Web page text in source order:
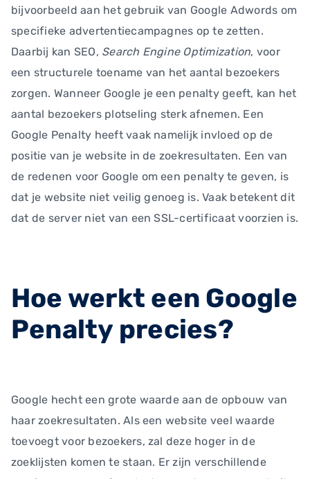
bijvoorbeeld aan het gebruik van Google Adwords om
specifieke advertentiecampagnes op te zetten.
Daarbij kan SEO, Search Engine Optimization, voor
een structurele toename van het aantal bezoekers
zorgen. Wanneer Google je een penalty geeft, kan het
aantal bezoekers plotseling sterk afnemen. Een
Google Penalty heeft vaak namelijk invloed op de
positie van je website in de zoekresultaten. Een van
de redenen voor Google om een penalty te geven, is
dat je website niet veilig genoeg is. Vaak betekent dit
dat de server niet van een SSL-certificaat voorzien is.
Hoe werkt een Google
Penalty precies?
Google hecht een grote waarde aan de opbouw van
haar zoekresultaten. Als een website veel waarde
toevoegt voor bezoekers, zal deze hoger in de
zoeklijsten komen te staan. Er zijn verschillende